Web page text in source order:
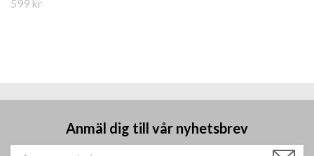
599 kr
Anmäl dig till vår nyhetsbrev